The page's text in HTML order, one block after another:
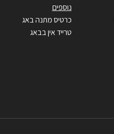
נוספים
כרטיס מתנה באג
טרייד אין בבאג